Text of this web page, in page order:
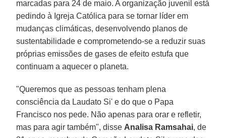
marcadas para 24 de maio. A organização juvenil está
pedindo à Igreja Católica para se tornar líder em
mudanças climáticas, desenvolvendo planos de
sustentabilidade e comprometendo-se a reduzir suas
próprias emissões de gases de efeito estufa que
continuam a aquecer o planeta.
"Queremos que as pessoas tenham plena
consciência da Laudato Si' e do que o Papa
Francisco nos pede. Não apenas para orar e refletir,
mas para agir também", disse Analisa Ramsahai, de